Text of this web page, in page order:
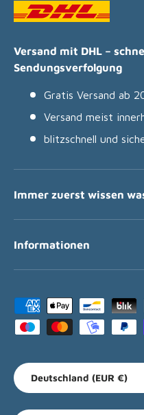
Versand mit DHL –
Sendungsverfolgung
Gratis Versand ab
Versand meist
blitzschnell und
Immer zuerst wissen
Informationen
Zahlungsmethoden
Land/Region
Deutschland (EUR €)